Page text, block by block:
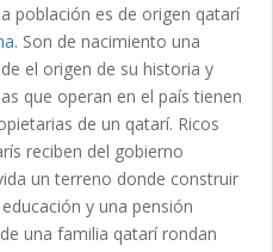
población es de origen qatarí
. Son de nacimiento una
el origen de su historia y
que operan en el país tienen
de un qatarí. Ricos
reciben del gobierno
un terreno donde construir
y una pensión
una familia qatarí rondan